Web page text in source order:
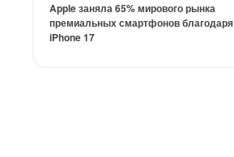
Apple заняла 65% мирового рынка
премиальных смартфонов благодаря
iPhone 17